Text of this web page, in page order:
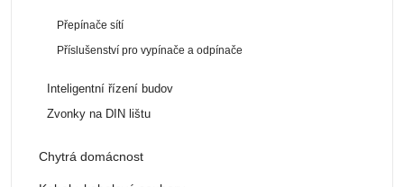
Přepínače sítí
Příslušenství pro vypínače a odpínače
Inteligentní řízení budov
Zvonky na DIN lištu
Chytrá domácnost